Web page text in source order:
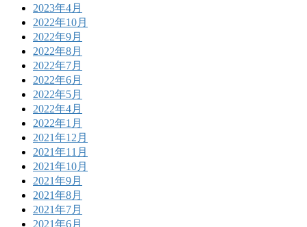
2023年4月
2022年10月
2022年9月
2022年8月
2022年7月
2022年6月
2022年5月
2022年4月
2022年1月
2021年12月
2021年11月
2021年10月
2021年9月
2021年8月
2021年7月
2021年6月